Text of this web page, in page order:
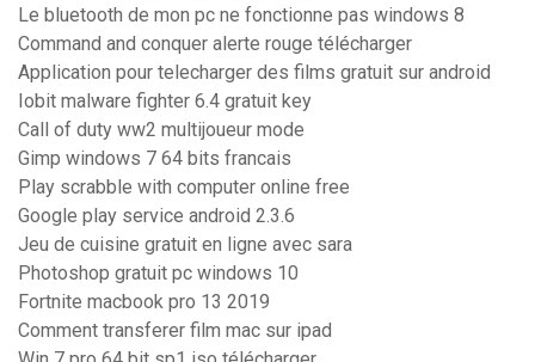
Le bluetooth de mon pc ne fonctionne pas windows 8
Command and conquer alerte rouge télécharger
Application pour telecharger des films gratuit sur android
Iobit malware fighter 6.4 gratuit key
Call of duty ww2 multijoueur mode
Gimp windows 7 64 bits francais
Play scrabble with computer online free
Google play service android 2.3.6
Jeu de cuisine gratuit en ligne avec sara
Photoshop gratuit pc windows 10
Fortnite macbook pro 13 2019
Comment transferer film mac sur ipad